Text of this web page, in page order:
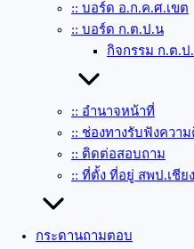
:: บอร์ด อ.ก.ค.ศ.เขต
:: บอร์ด ก.ต.ป.น
กิจกรรม ก.ต.ป
:: อำนาจหน้าที่
:: ช่องทางรับฟังควา
:: ติดต่อสอบถาม
:: ที่ตั้ง ที่อยู่ สพป.เชีย
กระดานถามตอบ